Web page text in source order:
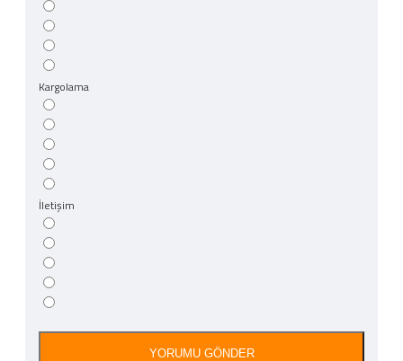
Kargolama
İletişim
YORUMU GÖNDER